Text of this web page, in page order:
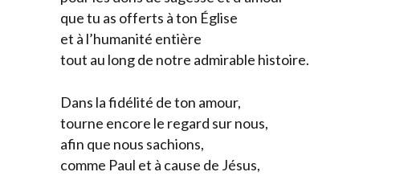
que tu as offerts à ton Église
et à l’humanité entière
tout au long de notre admirable histoire.
Dans la fidélité de ton amour,
tourne encore le regard sur nous,
afin que nous sachions,
comme Paul et à cause de Jésus,